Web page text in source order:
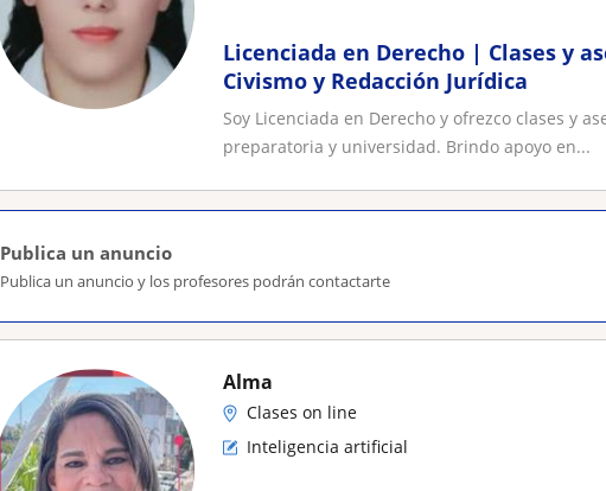
Licenciada en Derecho | Clases y
Civismo y Redacción Jurídica
Soy Licenciada en Derecho y ofrezco clases y
preparatoria y universidad. Brindo apoyo en...
Publica un anuncio
Publica un anuncio y los profesores podrán contactarte
Alma
Clases on line
Inteligencia artificial